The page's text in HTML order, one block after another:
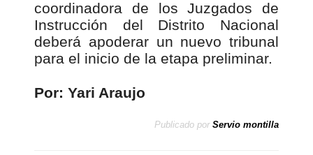
coordinadora de los Juzgados de
Instrucción del Distrito Nacional
deberá apoderar un nuevo tribunal
para el inicio de la etapa preliminar.
Por: Yari Araujo
Publicado por Servio montilla